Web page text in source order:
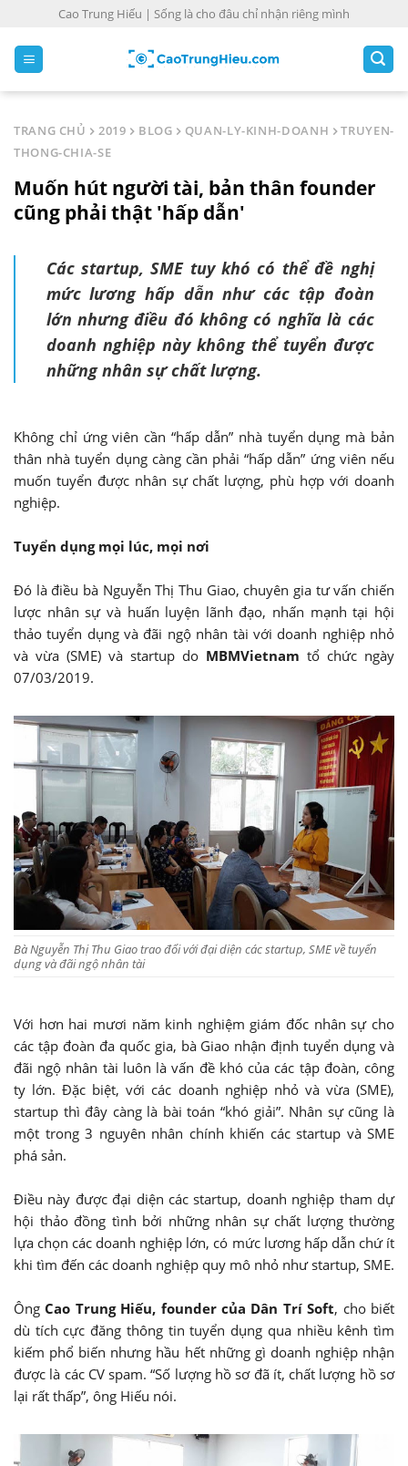
Cao Trung Hiếu | Sống là cho đâu chỉ nhận riêng mình
TRANG CHỦ 2019 BLOG QUAN-LY-KINH-DOANH
TRUYEN-
THONG-CHIA-SE
Muốn hút người tài, bản thân founder
cũng phải thật 'hấp dẫn'
Các startup, SME tuy khó có thể đề nghị
mức lương hấp dẫn như các tập đoàn
lớn nhưng điều đó không có nghĩa là các
doanh nghiệp này không thể tuyển được
những nhân sự chất lượng.
Không chỉ ứng viên cần “hấp dẫn” nhà tuyển dụng mà bản
thân nhà tuyển dụng càng cần phải “hấp dẫn” ứng viên nếu
muốn tuyển được nhân sự chất lượng, phù hợp với doanh
nghiệp.
Tuyển dụng mọi lúc, mọi nơi
Đó là điều bà Nguyễn Thị Thu Giao, chuyên gia tư vấn chiến
lược nhân sự và huấn luyện lãnh đạo, nhấn mạnh tại hội
thảo tuyển dụng và đãi ngộ nhân tài với doanh nghiệp nhỏ
và vừa (SME) và startup do MBMVietnam tổ chức ngày
07/03/2019.
Bà Nguyễn Thị Thu Giao trao đổi với đại diện các startup, SME về tuyển
dụng và đãi ngộ nhân tài
Với hơn hai mươi năm kinh nghiệm giám đốc nhân sự cho
các tập đoàn đa quốc gia, bà Giao nhận định tuyển dụng và
đãi ngộ nhân tài luôn là vấn đề khó của các tập đoàn, công
ty lớn. Đặc biệt, với các doanh nghiệp nhỏ và vừa (SME),
startup thì đây càng là bài toán “khó giải”. Nhân sự cũng là
một trong 3 nguyên nhân chính khiến các startup và SME
phá sản.
Điều này được đại diện các startup, doanh nghiệp tham dự
hội thảo đồng tình bởi những nhân sự chất lượng thường
lựa chọn các doanh nghiệp lớn, có mức lương hấp dẫn chứ ít
khi tìm đến các doanh nghiệp quy mô nhỏ như startup, SME.
ÔngCao Trung Hiếu, founder của Dân Trí Soft, cho biết
dù tích cực đăng thông tin tuyển dụng qua nhiều kênh tìm
kiếm phổ biến nhưng hầu hết những gì doanh nghiệp nhận
được là các CV spam. “Số lượng hồ sơ đã ít, chất lượng hồ sơ
lại rất thấp”, ông Hiếu nói.